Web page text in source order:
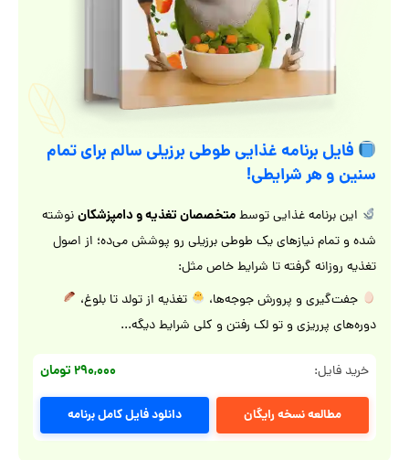
فایل برنامه غذایی طوطی برزیلی سالم برای تمام
سنین و هر شرایطی!
این برنامه غذایی توسطمتخصصان تغذیه و دامپزشکاننوشته
شده و تمام نیازهای یک طوطی برزیلی رو پوشش می‌ده؛ از اصول
تغذیه روزانه گرفته تا شرایط خاص مثل:
جفت‌گیری و پرورش جوجه‌ها،
تغذیه از تولد تا بلوغ،
دوره‌های پرریزی و تو لک رفتن و کلی شرایط دیگه...
خرید فایل: ۲۹۰,۰۰۰ تومان
مطالعه نسخه رایگان دانلود فایل کامل برنامه